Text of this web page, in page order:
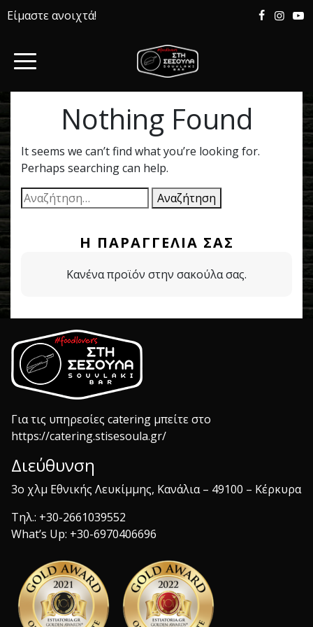
Είμαστε ανοιχτά!
Nothing Found
It seems we can’t find what you’re looking for.
Perhaps searching can help.
Αναζήτηση
για:
Η ΠΑΡΑΓΓΕΛΊΑ ΣΑΣ
Κανένα προϊόν στην σακούλα σας.
Για τις υπηρεσίες catering μπείτε στο
https://catering.stisesoula.gr/
Διεύθυνση
3ο χλμ Εθνικής Λευκίμμης, Κανάλια – 49100 – Κέρκυρα
Τηλ.: +30-2661039552
What’s Up: +30-6970406696